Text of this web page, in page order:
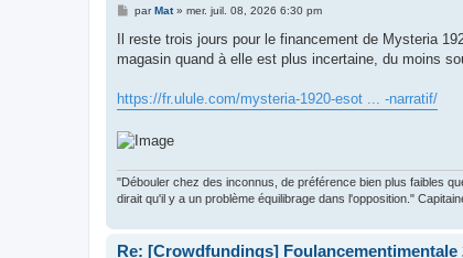
M
s
a
parMat» mer. juil. 08, 2026 6:30 pm
Il reste trois jours pour le financement de Mysteria
magasin quand à elle est plus incertaine, du moins
https://fr.ulule.com/mysteria-1920-esot ... -narratif/
"Débouler chez des inconnus, de préférence bien plus faibles
dirait qu'il y a un problème équilibrage dans l'opposition."
Re: [Crowdfundings]